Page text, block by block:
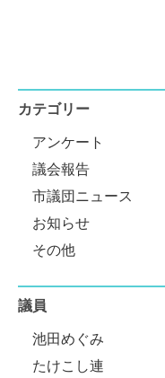
カテゴリー
アンケート
議会報告
市議団ニュース
お知らせ
その他
議員
池田めぐみ
たけこし連